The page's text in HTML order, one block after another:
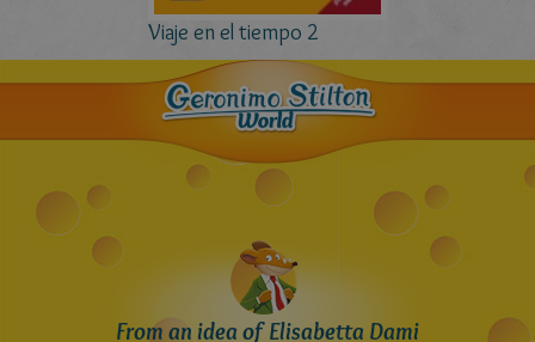
Viaje en el tiempo 2
From an idea of Elisabetta Dami